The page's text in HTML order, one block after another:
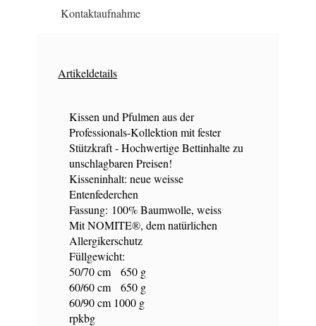
Kontaktaufnahme
Artikeldetails
Kissen und Pfulmen aus der
Professionals-Kollektion mit fester
Stützkraft - Hochwertige Bettinhalte zu
unschlagbaren Preisen!
Kisseninhalt: neue weisse
Entenfederchen
Fassung: 100% Baumwolle, weiss
Mit NOMITE®, dem natürlichen
Allergikerschutz
Füllgewicht:
50/70 cm 650 g
60/60 cm 650 g
60/90 cm 1000 g
rpkbg